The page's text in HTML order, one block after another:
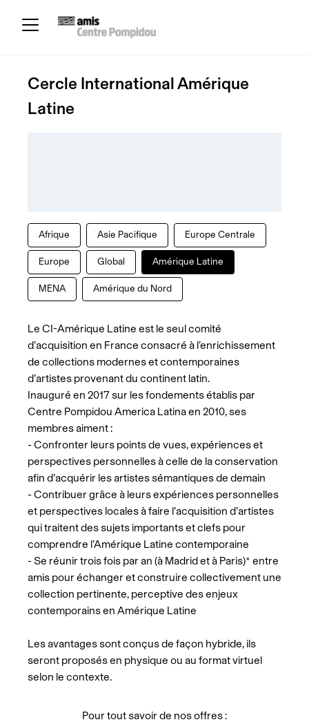
Cercle International Amérique
Latine
Afrique Asie Pacifique Europe Centrale
Europe Global Amérique Latine
MENA Amérique du Nord
Le CI-Amérique Latine est le seul comité
d’acquisition en France consacré à l’enrichissement
de collections modernes et contemporaines
d’artistes provenant du continent latin.
Inauguré en 2017 sur les fondements établis par
Centre Pompidou America Latina en 2010, ses
membres aiment :
- Confronter leurs points de vues, expériences et
perspectives personnelles à celle de la conservation
afin d’acquérir les artistes sémantiques de demain
- Contribuer grâce à leurs expériences personnelles
et perspectives locales à faire l’acquisition d’artistes
qui traitent des sujets importants et clefs pour
comprendre l’Amérique Latine contemporaine
- Se réunir trois fois par an (à Madrid et à Paris)* entre
amis pour échanger et construire collectivement une
collection pertinente, perceptive des enjeux
contemporains en Amérique Latine
Les avantages sont conçus de façon hybride, ils
seront proposés en physique ou au format virtuel
selon le contexte.
Pour tout savoir de nos offres :